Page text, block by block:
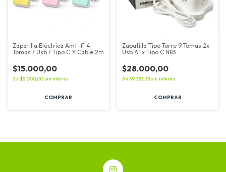
Zapatilla Eléctrica Amt-f1 4
Tomas / Usb / Tipo C Y Cable 2m
$15.000,00
3x$5.000,00 sin interés
COMPRAR
Zapatilla Tipo Torre 9 Tomas 2x
Usb A 1x Tipo C N83
$28.000,00
3x$9.333,33 sin interés